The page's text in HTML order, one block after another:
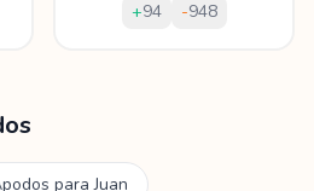
+94 -948
paraJuan